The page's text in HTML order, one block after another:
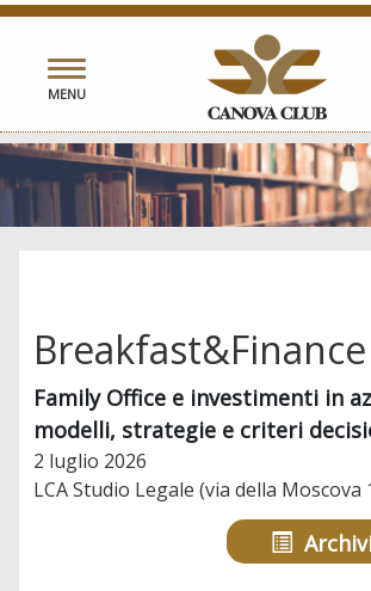
Toggle
navigation
MENU
Family Office e investimenti in
modelli, strategie e criteri
2 luglio 2026
LCA Studio Legale (via della Moscova